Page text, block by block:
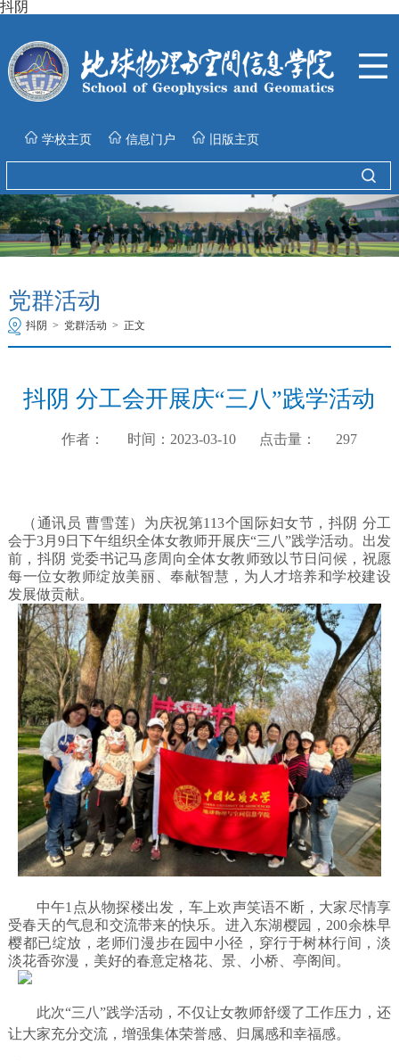
抖阴
学校主页 信息门户 旧版主页
党群活动
抖阴 > 党群活动 > 正文
抖阴 分工会开展庆“三八”践学活动
作者： 时间：2023-03-10 点击量： 297
（通讯员 曹雪莲）为庆祝第113个国际妇女节，抖阴 分工
会于3月9日下午组织全体女教师开展庆“三八”践学活动。出发
前，抖阴 党委书记马彦周向全体女教师致以节日问候 ，祝愿
每一位女教师绽放美丽、奉献智慧，为人才培养和学校建设
发展做贡献。
中午1点从物探楼出发，车上欢声笑语不断，大家尽情享
受春天的气息和交流带来的快乐。进入东湖樱园， 200余株早
樱都已绽放，老师们漫步在园中小径，穿行于树林行间，淡
淡花香弥漫，美好的春意定格花、景、小桥、亭阁间。
此次“三八”践学活动 ，不仅让女教师舒缓了工作压力，还
让大家充分交流，增强集体荣誉感、归属感和幸福感。